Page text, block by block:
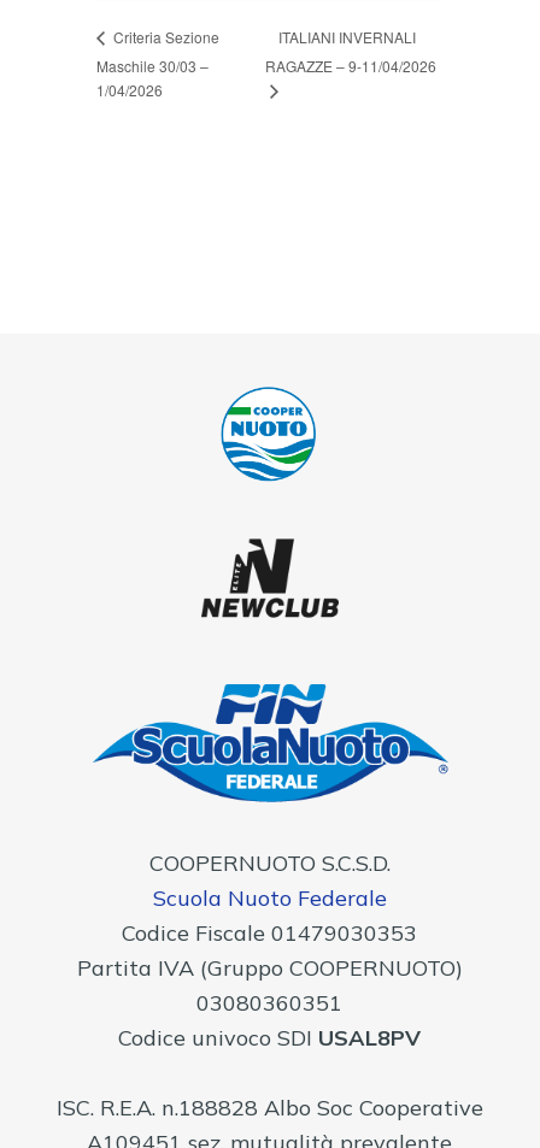
Criteria Sezione
Maschile 30/03 –
1/04/2026
ITALIANI INVERNALI
RAGAZZE – 9-11/04/2026
COOPERNUOTO S.C.S.D.
Scuola Nuoto Federale
Codice Fiscale 01479030353
Partita IVA (Gruppo COOPERNUOTO)
03080360351
Codice univoco SDI USAL8PV
ISC. R.E.A. n.188828 Albo Soc Cooperative